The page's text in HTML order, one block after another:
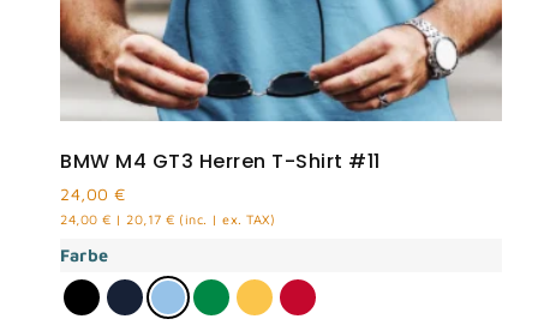
BMW M4 GT3 Herren T-Shirt #11
24,00 €
24,00 € | 20,17 € (inc. | ex. TAX)
Farbe